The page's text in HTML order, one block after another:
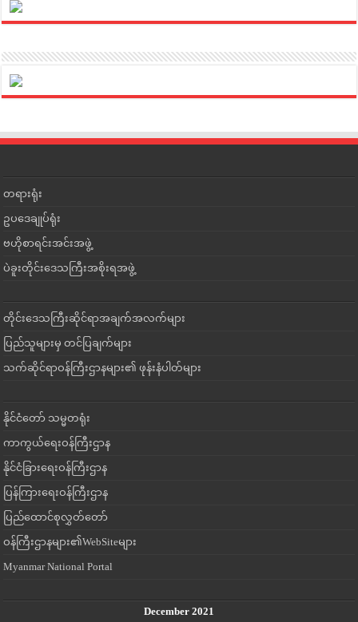
တရားရုံး
ဥပဒေချုပ်ရုံး
ဗဟိုစာရင်းအင်းအဖွဲ့
ပဲခူးတိုင်းဒေသကြီးအစိုးရအဖွဲ့
တိုင်းဒေသကြီးဆိုင်ရာအချက်အလက်များ
ပြည်သူများမှ တင်ပြချက်များ
သက်ဆိုင်ရာဝန်ကြီးဌာနများ၏ ဖုန်းနံပါတ်များ
နိုင်ငံတော် သမ္မတရုံး
ကာကွယ်ရေးဝန်ကြီးဌာန
နိုင်ငံခြားရေးဝန်ကြီးဌာန
ပြန်ကြားရေးဝန်ကြီးဌာန
ပြည်ထောင်စုလွှတ်တော်
ဝန်ကြီးဌာနများ၏WebSiteများ
Myanmar National Portal
December 2021